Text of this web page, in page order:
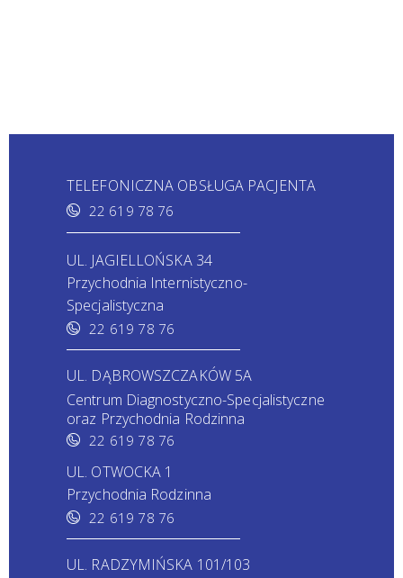
TELEFONICZNA OBSŁUGA PACJENTA
22 619 78 76
UL. JAGIELLOŃSKA 34
Przychodnia Internistyczno-
Specjalistyczna
22 619 78 76
UL. DĄBROWSZCZAKÓW 5A
Centrum Diagnostyczno-Specjalistyczne
oraz Przychodnia Rodzinna
22 619 78 76
UL. OTWOCKA 1
Przychodnia Rodzinna
22 619 78 76
UL. RADZYMIŃSKA 101/103